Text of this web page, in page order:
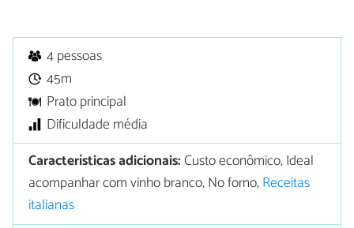
4 pessoas
45m
Prato principal
Dificuldade média
Características adicionais:Custo econômico, Ideal
acompanhar com vinho branco, No forno,Receitas
italianas